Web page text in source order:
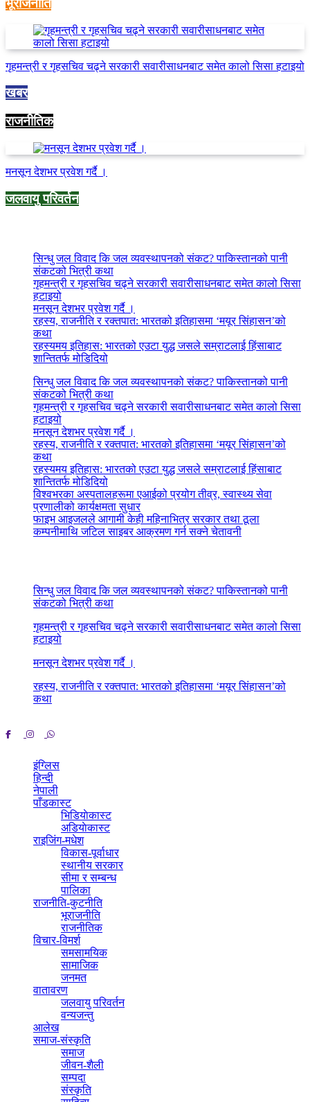
भूराजनीति
गृहमन्त्री र गृहसचिव चढ्ने सरकारी सवारीसाधनबाट समेत कालो सिसा हटाइयो
खबर
राजनीतिक
मनसून देशभर प्रवेश गर्दै ।
जलवायु परिवर्तन
सिन्धु जल विवाद कि जल व्यवस्थापनको संकट? पाकिस्तानको पानी
संकटको भित्री कथा
गृहमन्त्री र गृहसचिव चढ्ने सरकारी सवारीसाधनबाट समेत कालो सिसा
हटाइयो
मनसून देशभर प्रवेश गर्दै ।
रहस्य, राजनीति र रक्तपात: भारतको इतिहासमा ‘मयूर सिंहासन’को
कथा
रहस्यमय इतिहास: भारतको एउटा युद्ध जसले सम्राटलाई हिंसाबाट
शान्तितर्फ मोडिदियो
सिन्धु जल विवाद कि जल व्यवस्थापनको संकट? पाकिस्तानको पानी
संकटको भित्री कथा
गृहमन्त्री र गृहसचिव चढ्ने सरकारी सवारीसाधनबाट समेत कालो सिसा
हटाइयो
मनसून देशभर प्रवेश गर्दै ।
रहस्य, राजनीति र रक्तपात: भारतको इतिहासमा ‘मयूर सिंहासन’को
कथा
रहस्यमय इतिहास: भारतको एउटा युद्ध जसले सम्राटलाई हिंसाबाट
शान्तितर्फ मोडिदियो
विश्वभरका अस्पतालहरूमा एआईको प्रयोग तीव्र, स्वास्थ्य सेवा
प्रणालीको कार्यक्षमता सुधार
फाइभ आइजलले आगामी केही महिनाभित्र सरकार तथा ठूला
कम्पनीमाथि जटिल साइबर आक्रमण गर्न सक्ने चेतावनी
सिन्धु जल विवाद कि जल व्यवस्थापनको संकट? पाकिस्तानको पानी
संकटको भित्री कथा
गृहमन्त्री र गृहसचिव चढ्ने सरकारी सवारीसाधनबाट समेत कालो सिसा
हटाइयो
मनसून देशभर प्रवेश गर्दै ।
रहस्य, राजनीति र रक्तपात: भारतको इतिहासमा ‘मयूर सिंहासन’को
कथा
इंग्लिस
हिन्दी
नेपाली
पाँडकास्ट
भिडियाेकास्ट
अडियाेकास्ट
राइजिंग-मधेश
विकास-पूर्वाधार
स्थानीय सरकार
सीमा र सम्बन्ध
पालिका
राजनीति-कुटनीति
भूराजनीति
राजनीतिक
विचार-विमर्श
समसामयिक
सामाजिक
जनमत
वातावरण
जलवायु परिवर्तन
वन्यजन्तु
आलेख
समाज-संस्कृति
समाज
जीवन-शैली
सम्पदा
संस्कृति